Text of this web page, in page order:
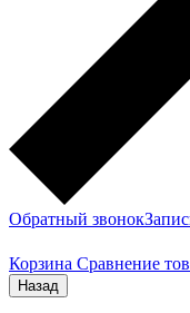
Обратный звонок
Корзина Сравнение
Назад